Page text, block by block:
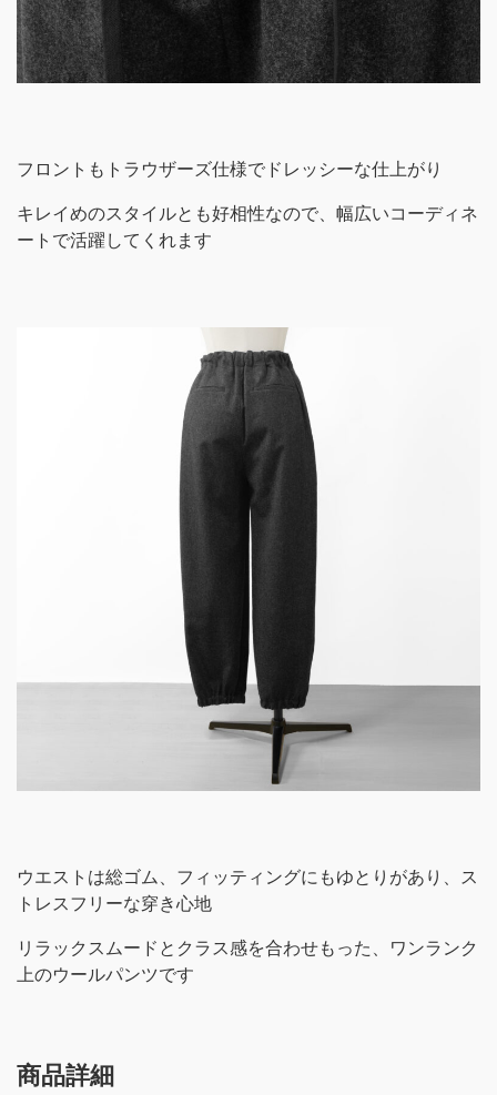
フロントもトラウザーズ仕様でドレッシーな仕上がり
キレイめのスタイルとも好相性なので、幅広いコーディネ
ートで活躍してくれます
ウエストは総ゴム、フィッティングにもゆとりがあり、ス
トレスフリーな穿き心地
リラックスムードとクラス感を合わせもった、ワンランク
上のウールパンツです
商品詳細